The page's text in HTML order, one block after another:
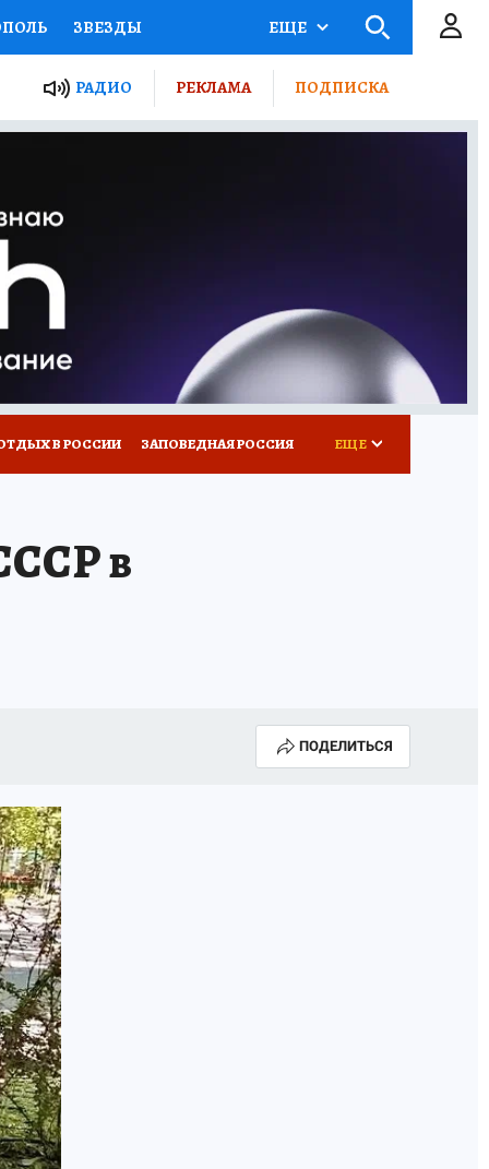
ЗВЕЗДЫ
ПРОЕКТЫ РОССИИ
ПУТЕВОДИТЕЛЬ
ЕЩЕ
РАДИО РЕКЛАМА ПОДПИСКА
В РОССИИ ЗАПОВЕДНАЯ РОССИЯ ЕЩЕ
в
ПОДЕЛИТЬСЯ